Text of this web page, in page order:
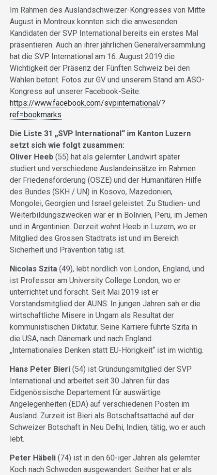
Im Rahmen des Auslandschweizer-Kongresses von Mitte
August in Montreux konnten sich die anwesenden
Kandidaten der SVP International bereits ein erstes Mal
präsentieren. Auch an ihrer jährlichen Generalversammlung
hat die SVP International am 16. August 2019 die
Wichtigkeit der Präsenz der Fünften Schweiz bei den
Wahlen betont. Fotos zur GV und unserem Stand am ASO-
Kongress auf unserer Facebook-Seite:
https://www.facebook.com/svpinternational/?
ref=bookmarks
Die Liste 31 „SVP International“ im Kanton Luzern
setzt sich wie folgt zusammen:
Oliver Heeb (55) hat als gelernter Landwirt später
studiert und verschiedene Auslandeinsätze im Rahmen
der Friedensförderung (OSZE) und der Humanitären Hilfe
des Bundes (SKH / UN) in Kosovo, Mazedonien,
Mongolei, Georgien und Israel geleistet. Zu Studien- und
Weiterbildungszwecken war er in Bolivien, Peru, im Jemen
und in Argentinien. Derzeit wohnt Heeb in Luzern, wo er
Mitglied des Grossen Stadtrats ist und im Bereich
Sicherheit und Prävention tätig ist.
Nicolas Szita (49), lebt nördlich von London, England, und
ist Professor am University College London, wo er
unterrichtet und forscht. Seit Mai 2019 ist er
Vorstandsmitglied der AUNS. In jungen Jahren sah er die
wirtschaftliche Misere in Ungarn als Resultat der
kommunistischen Diktatur. Seine Karriere führte Szita in
die USA, nach Dänemark und nach England.
„Internationales Denken statt EU-Hörigkeit“ ist im wichtig.
Hans Peter Bieri (54) ist Gründungsmitglied der SVP
International und arbeitet seit 30 Jahren für das
Eidgenössische Departement für auswärtige
Angelegenheiten (EDA) auf verschiedenen Posten im
Ausland. Zurzeit ist Bieri als Botschaftsattaché auf der
Schweizer Botschaft in Neu Delhi, Indien, tätig, wo er auch
lebt.
Peter Häbeli (74) ist in den 60-iger Jahren als gelernter
Koch nach Schweden ausgewandert. Seither hat er als